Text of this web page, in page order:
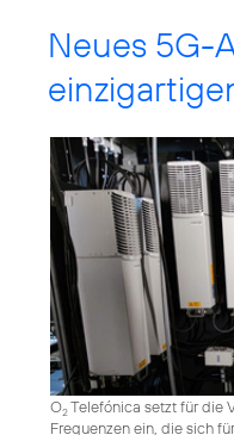
Neues 5G-
O2Telefónica setzt für die
Frequenzen ein, die sich